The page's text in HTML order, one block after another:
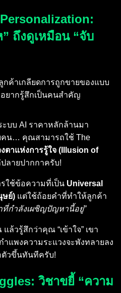
ถึงดูเหมือน “จับ
ค้าเกลียดการถูกขายของแบบ
อยากรู้สึกเป็นคนสำคัญ
บบ AI ราคาหลักล้านมา
คน… คุณสามารถใช้ The
ตาแห่งการรู้ใจ (Illusion of
ลายปากกาครับ!
ใช้ข้อความที่เป็น Universal
ษย์) แต่ใช้ถ้อยคำที่ทำให้ลูกค้า
ที่กำลังเผชิญปัญหานี้อยู่”
วรู้สึกว่าคุณ “เข้าใจ” เขา
ำแพงความระแวงจะพังทลายลง
ตัวขึ้นทันทีครับ!
วิชาขยี้ “ความ